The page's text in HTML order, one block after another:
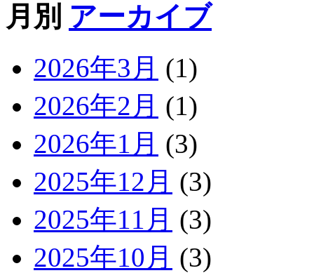
月別 アーカイブ
2026年3月 (1)
2026年2月 (1)
2026年1月 (3)
2025年12月 (3)
2025年11月 (3)
2025年10月 (3)